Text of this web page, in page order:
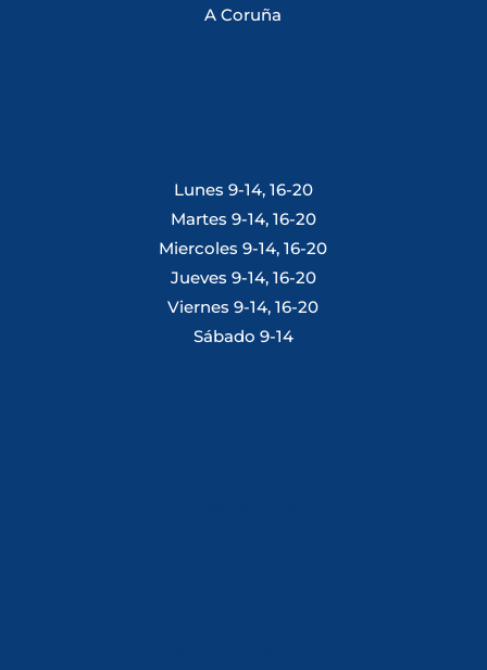
A Coruña
Lunes 9-14, 16-20
Martes 9-14, 16-20
Miercoles 9-14, 16-20
Jueves 9-14, 16-20
Viernes 9-14, 16-20
Sábado 9-14